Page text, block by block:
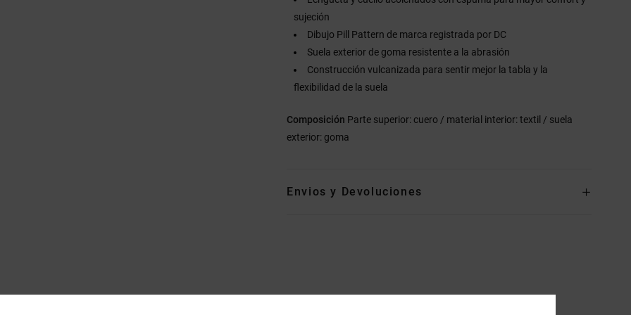
sujeción
Dibujo Pill Pattern de marca registrada por DC
Suela exterior de goma resistente a la abrasión
Construcción vulcanizada para sentir mejor la tabla y la
flexibilidad de la suela
Composición Parte superior: cuero / material interior: textil / suela
exterior: goma
Envios y Devoluciones